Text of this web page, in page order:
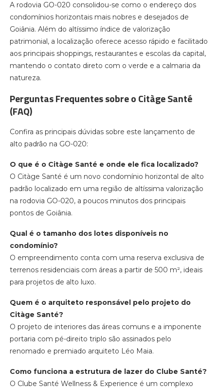
A rodovia GO-020 consolidou-se como o endereço dos
condomínios horizontais mais nobres e desejados de
Goiânia. Além do altíssimo índice de valorização
patrimonial, a localização oferece acesso rápido e facilitado
aos principais shoppings, restaurantes e escolas da capital,
mantendo o contato direto com o verde e a calmaria da
natureza.
Perguntas Frequentes sobre o Citàge Santé
(FAQ)
Confira as principais dúvidas sobre este lançamento de
alto padrão na GO-020:
O que é o Citàge Santé e onde ele fica localizado?
O Citàge Santé é um novo condomínio horizontal de alto
padrão localizado em uma região de altíssima valorização
na rodovia GO-020, a poucos minutos dos principais
pontos de Goiânia.
Qual é o tamanho dos lotes disponíveis no
condomínio?
O empreendimento conta com uma reserva exclusiva de
terrenos residenciais com áreas a partir de 500 m², ideais
para projetos de alto luxo.
Quem é o arquiteto responsável pelo projeto do
Citàge Santé?
O projeto de interiores das áreas comuns e a imponente
portaria com pé-direito triplo são assinados pelo
renomado e premiado arquiteto Léo Maia.
Como funciona a estrutura de lazer do Clube Santé?
O Clube Santé Wellness & Experience é um complexo